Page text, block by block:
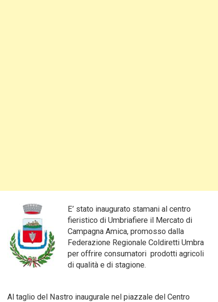
E’ stato inaugurato stamani al centro
fieristico di Umbriafiere il Mercato di
Campagna Amica, promosso dalla
Federazione Regionale Coldiretti Umbra
per offrire consumatori prodotti agricoli
di qualità e di stagione.
Al taglio del Nastro inaugurale nel piazzale del Centro